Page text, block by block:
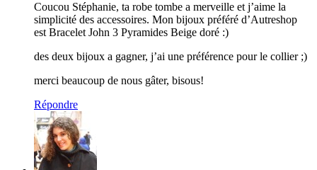
Coucou Stéphanie, ta robe tombe a merveille et j’aime la
simplicité des accessoires. Mon bijoux préféré d’Autreshop
est Bracelet John 3 Pyramides Beige doré :)
des deux bijoux a gagner, j’ai une préférence pour le collier ;)
merci beaucoup de nous gâter, bisous!
Répondre